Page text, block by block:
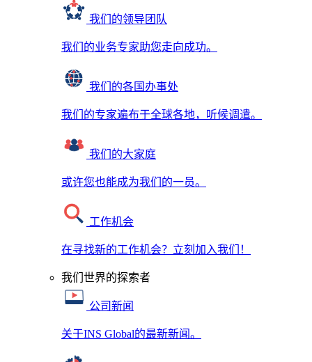
我们的领导团队
我们的业务专家助您走向成功。
我们的各国办事处
我们的专家遍布于全球各地，听候调遣。
我们的大家庭
或许您也能成为我们的一员。
工作机会
在寻找新的工作机会？立刻加入我们！
我们世界的探索者
公司新闻
关于INS Global的最新新闻。